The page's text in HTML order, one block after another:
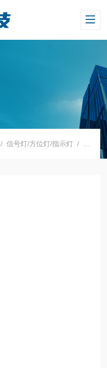
/信号灯/方位灯/指示灯 / 信号灯